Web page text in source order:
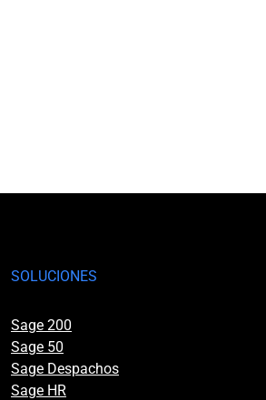
SOLUCIONES
Sage 200
Sage 50
Sage Despachos
Sage HR